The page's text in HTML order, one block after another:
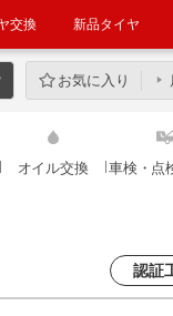
交換 新品タイヤ
お気に入り
オイル交換 車検・点
認証